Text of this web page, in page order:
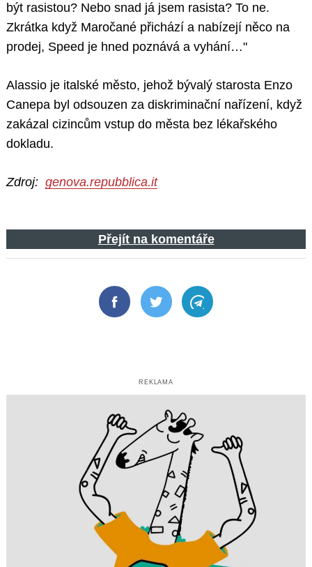
být rasistou? Nebo snad já jsem rasista? To ne.
Zkrátka když Maročané přichází a nabízejí něco na
prodej, Speed je hned poznává a vyhání…"
Alassio je italské město, jehož bývalý starosta Enzo
Canepa byl odsouzen za diskriminační nařízení, když
zakázal cizincům vstup do města bez lékařského
dokladu.
Zdroj: genova.repubblica.it
Přejít na komentáře
FacebookTwitter Telegram
REKLAMA